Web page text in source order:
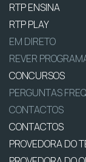
RTP ENSINA
RTP PLAY
EM DIRETO
REVER
CONCURSOS
PERGUNTAS
CONTACTOS
CONTACTOS
PROVEDORA DO